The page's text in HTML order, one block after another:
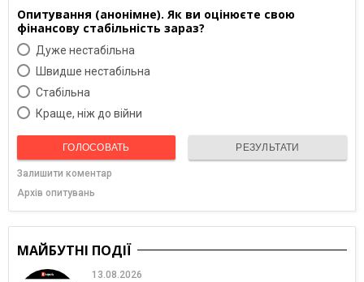
Опитування (анонімне). Як ви оцінюєте свою
фінансову стабільність зараз?
Дуже нестабільна
Швидше нестабільна
Cтабільна
Краще, ніж до війни
ГОЛОСОВАТЬ РЕЗУЛЬТАТИ
Залишити коментар
Архів опитувань
МАЙБУТНІ ПОДІЇ
13.08.2026